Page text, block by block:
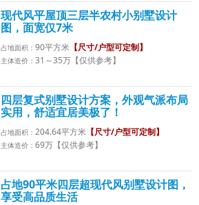
现代风平屋顶三层半农村小别墅设计
图，面宽仅7米
占地面积： 90平方米 【尺寸/户型可定制】
主体造价： 31～35万【仅供参考】
四层复式别墅设计方案，外观气派布局
实用，舒适宜居美极了！
占地面积： 204.64平方米 【尺寸/户型可定制】
主体造价： 69万【仅供参考】
占地90平米四层超现代风别墅设计图，
享受高品质生活